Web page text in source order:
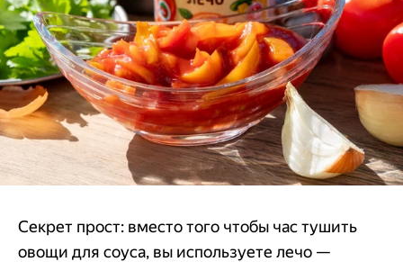
Секрет прост: вместо того чтобы час тушить
овощи для соуса, вы используете лечо —